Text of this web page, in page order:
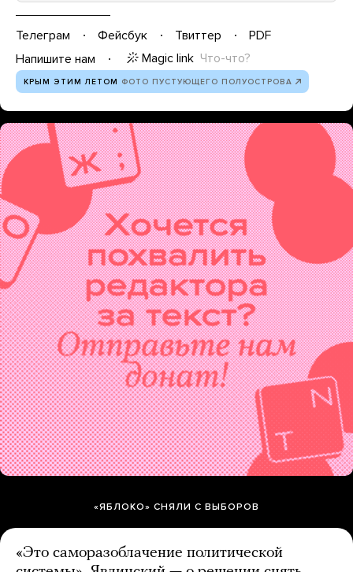
Телеграм Фейсбук Твиттер
PDF
Напишите нам
Magic link Что-что?
КРЫМ ЭТИМ ЛЕТОМ ФОТО ПУСТУЮЩЕГО ПОЛУОСТРОВА
«ЯБЛОКО» СНЯЛИ С ВЫБОРОВ
«Это саморазоблачение политической